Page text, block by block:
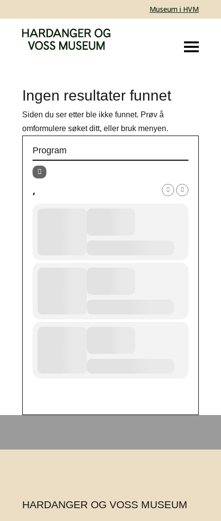
Museum i HVM
Ingen resultater funnet
Siden du ser etter ble ikke funnet. Prøv å
omformulere søket ditt, eller bruk menyen.
Program
,
HARDANGER OG VOSS MUSEUM